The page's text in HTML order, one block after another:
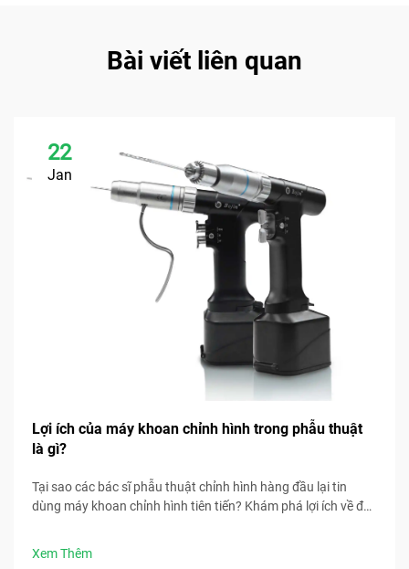
Bài viết liên quan
22
Jan
Lợi ích của máy khoan chỉnh hình trong phẫu thuật
là gì?
Tại sao các bác sĩ phẫu thuật chỉnh hình hàng đầu lại tin
dùng máy khoan chỉnh hình tiên tiến? Khám phá lợi ích về độ
Xem Thêm